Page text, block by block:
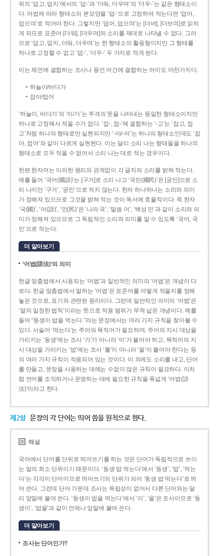
위의 ‘덥고, 덥지’에서의 ‘덥-­’과 ‘더워, 더우며’의 ‘더우-­’는 같은 형태소이
다. 어법에 따라 형태소의 본모양을 ‘덥-­’으로 고정하여 적는다면 ‘덥어,
덥으며’로 적어야 한다. 그렇지만 ‘덥어, 덥으며’는 [더버], [더브며]로 읽히
게 되므로 표준어 [더워], [더우며]의 소리를 제대로 나타낼 수 없다. 그러
므로 ‘덥고, 덥지, 더워, 더우며’는 한 형태소의 활용형이지만 그 형태를
하나로 고정할 수 없고 ‘덥-’, ‘더우-’ 두 가지로 적게 된다.
이는 체언에 결합하는 조사나 용언 어간에 결합하는 어미도 마찬가지다.
하늘이/바다가
잡아/접어
‘하늘이, 바다가’의 ‘이/가’는 주격의 뜻을 나타내는 동일한 형태소이지만
하나로 고정해서 적을 수가 없다. ‘잡-, 접-’에 결합하는 ‘-고’는 ‘잡고, 접
고’처럼 하나의 형태로만 실현되지만 ‘-아/-어’는 하나의 형태소인데도 ‘잡
아, 접어’와 같이 다르게 실현된다. 이는 달리 소리 나는 형태들을 하나의
형태소로 모두 적을 수 없어서 소리 나는 대로 적는 경우이다.
한편 한자어는 이러한 원리와 관계없이 각 글자의 소리를 밝혀 적는다.
예를 들어 ‘국어(國語)’는 [구거]로 소리 나고 ‘국민(國民)’은 [궁민]으로 소
리 나지만 ‘구거’, ‘궁민’으로 적지 않는다. 한자 하나하나는 소리와 의미
가 정해져 있으므로 그것을 밝혀 적는 것이 독서에 효율적이다. 즉 한자
‘국(國)’, ‘어(語)’, ‘민(民)’은 ‘나라 국’, ‘말씀 어’, ‘백성 민’과 같이 소리와 의
미가 정해져 있으므로 그 독립적인 소리와 의미를 알 수 있도록 ‘국어, 국
민’으로 적는다.
더 알아보기
‘어법(語法)’의 의미
한글 맞춤법에서 사용되는 ‘어법’과 일반적인 의미의 ‘어법’은 개념이 다
르다. 한글 맞춤법에서 말하는 ‘어법’은 표준어를 어떻게 적을지를 정해
놓은 것으로, 표기와 관련된 원리이다. 그런데 일반적인 의미의 ‘어법’은
‘말의 일정한 법칙’이라는 뜻으로 적용 범위가 무척 넓은 개념이다. 예를
들어 “동생이 밥을 먹는다.”라는 문장에서는 여러 가지 규칙을 찾아볼 수
있다. 서술어 ‘먹는다’는 주어와 목적어가 필요하며, 주어의 지시 대상을
가리키는 ‘동생’에는 조사 ‘가’가 아니라 ‘이’가 붙어야 하고, 목적어의 지
시 대상을 가리키는 ‘밥’에는 조사 ‘를’이 아니라 ‘을’이 붙어야 한다는 등
의 여러 가지 규칙이 적용되어 있는 것이다. 이 외에도 소리를 내고, 단어
를 만들고, 문장을 사용하는 데에는 수없이 많은 규칙이 필요하다. 이처
럼 언어를 조직하거나 운영하는 데에 필요한 규칙을 폭넓게 ‘어법(語
法)’이라고 한다.
제2항 문장의 각 단어는 띄어 씀을 원칙으로 한다.
해설
국어에서 단어를 단위로 띄어쓰기를 하는 것은 단어가 독립적으로 쓰이
는 말의 최소 단위이기 때문이다. ‘동생 밥 먹는다’에서 ‘동생’, ‘밥’, ‘먹는
다’는 각각이 단어이므로 띄어쓰기의 단위가 되어 ‘동생 밥 먹는다’로 띄
어 쓴다. 그런데 단어 가운데 조사는 독립성이 없어서 다른 단어와는 달
리 앞말에 붙여 쓴다. ‘동생이 밥을 먹는다’에서 ‘이’, ‘을’은 조사이므로 ‘동
생이’, ‘밥을’과 같이 언제나 앞말에 붙여 쓴다.
더 알아보기
조사는 단어인가?